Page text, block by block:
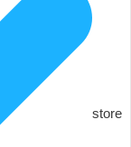
store